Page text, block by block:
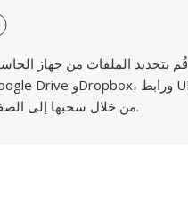
قُم بتحديد الملفات من جهاز
من خلال سحبها إلى الصفحة.